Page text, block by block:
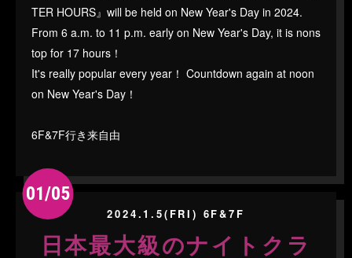
TER HOURS』will be held on New Year's Day in 2024.
From 6 a.m. to 11 p.m. early on New Year's Day, it is nons
top for 17 hours！
It's really popular every year！ Countdown again at noon
on New Year's Day！
6F&7F行き来自由
01/05
2024.1.5(FRI) 6F&7F
日本最大級のナイトクラ